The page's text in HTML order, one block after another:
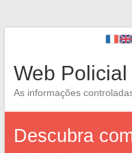
Web Policial
As informações
Descubra